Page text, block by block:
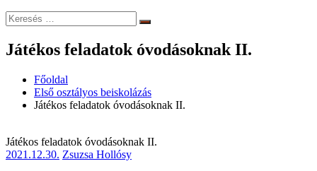
Keresés:
Keresés
Játékos feladatok óvodásoknak II.
Főoldal
Első osztályos beiskolázás
Játékos feladatok óvodásoknak II.
Játékos feladatok óvodásoknak II.
2021.12.30. Zsuzsa Hollósy